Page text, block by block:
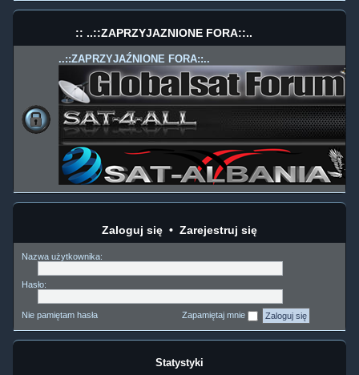
:: ..::ZAPRZYJAŹNIONE FORA::..
..::ZAPRZYJAŹNIONE FORA::..
Zaloguj się • Zarejestruj się
Nazwa użytkownika:
Hasło:
Nie pamiętam hasła Zapamiętaj mnie
Statystyki